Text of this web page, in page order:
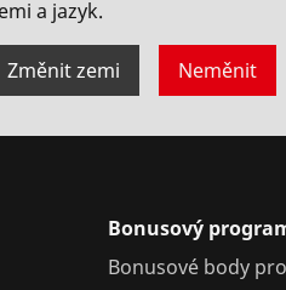
a jazyk.
Změnit zemi Neměnit
Bonusový
Bonusové body